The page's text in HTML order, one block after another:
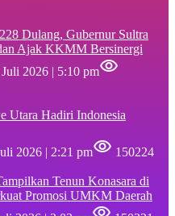
Dulang, Gubernur Sultra
Ajak KKMM Bersinergi
2026 | 5:10 pm
Utara Hadiri Indonesia
2026 | 2:21 pm
150224
Tenun Konasara di
Promosi UMKM Daerah